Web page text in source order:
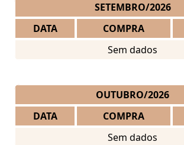
SETEMBRO/2026
DATA
COMPRA
Sem dados
OUTUBRO/2026
DATA
COMPRA
Sem dados